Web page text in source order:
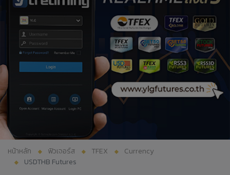
หน้าหลัก ฟิวเจอร์ส TFEX
Currency
USDTHB Futures